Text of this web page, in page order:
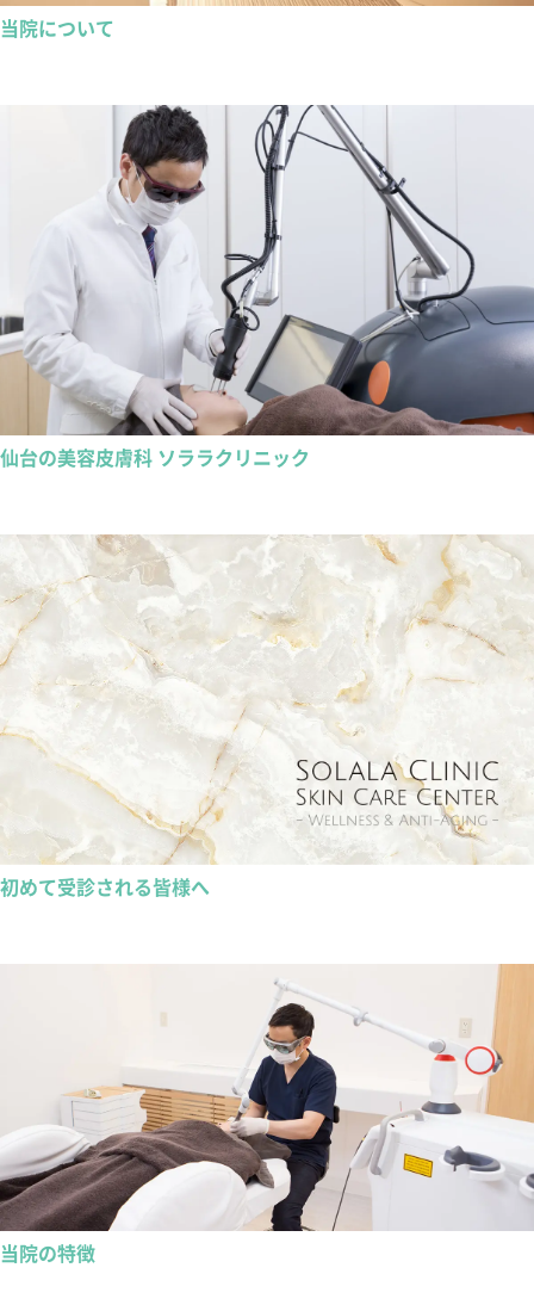
当院について
仙台の美容皮膚科 ソララクリニック
初めて受診される皆様へ
当院の特徴